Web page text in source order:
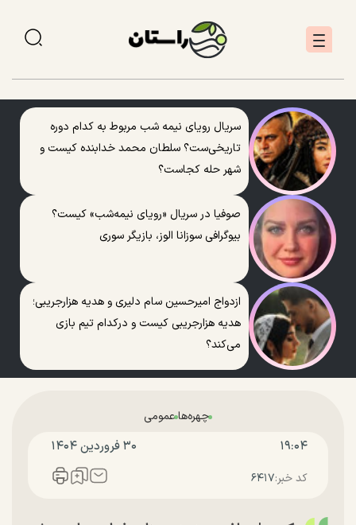
سریال رویای نیمه شب مربوط به کدام دوره
تاریخی‌ست؟ سلطان محمد خدابنده کیست و
شهر حله کجاست؟
صوفیا در سریال «رویای نیمه‌شب» کیست؟
بیوگرافی سوزانا الوز، بازیگر سوری
ازدواج امیرحسین سام دلیری و هدیه هزارجریبی؛
هدیه هزارجریبی کیست و درکدام تیم بازی
می‌کند؟
چهره‌هاعمومی
۱۹:۰۴ ۳۰ فروردين ۱۴۰۴
کد خبر:۶۴۱۷